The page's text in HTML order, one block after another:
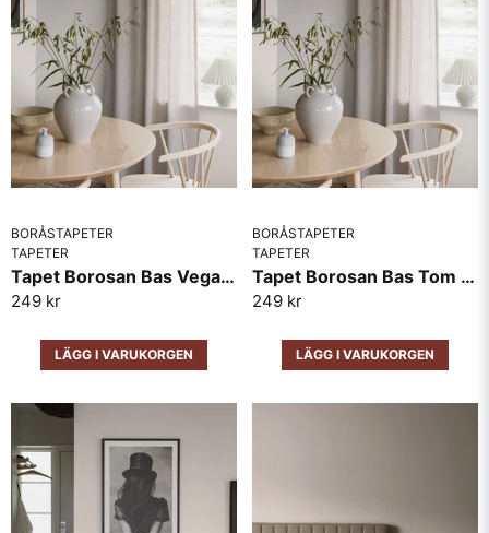
BORÅSTAPETER
TAPETER
Tapet Borosan Bas Vega 38721
249 kr
LÄGG I VARUKORGEN
BORÅSTAPETER
TAPETER
Tapet Borosan Bas Tom 38723
249 kr
LÄGG I VARUKORGEN